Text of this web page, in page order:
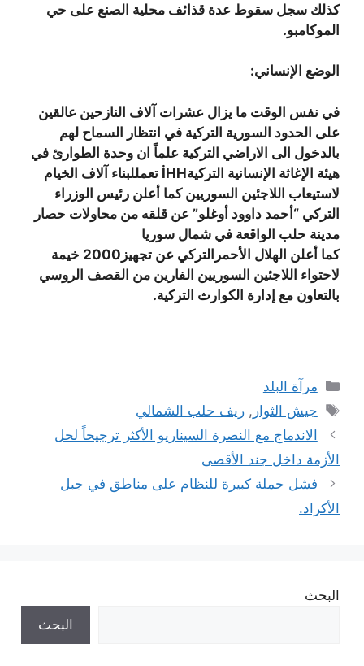
كذلك سجل سقوط عدة قذائف محلية الصنع على حي
الموكامبو.
الوضع الإنساني:
في نفس الوقت ما يزال عشرات آلاف النازحين عالقين
على الحدود السورية التركية في انتظار السماح لهم
بالدخول الى الاراضي التركية علماً ان وحدة الطوارئ في
هيئة الإغاثة الإنسانية التركيةİHH تعمللبناء آلاف الخيام
لاستيعاب اللاجئين السوريين كما أعلن رئيس الوزراء
التركي “أحمد داوود أوغلو” عن قلقه من محاولات حصار
مدينة حلب الواقعة في شمال سوريا
كما أعلن الهلال الأحمرالتركي عن تجهيز2000 خيمة
لاحتواء اللاجئين السوريين الفارين من القصف الروسي
بالتعاون مع إدارة الكوارث التركية.
التصنيفات
مرآة البلد
الوسوم
جيش الثوار ,ريف حلب الشمالي
الاندماج مع النصرة السيناريو الأكثر ترجيحاً لحل
الأزمة داخل جند الأقصى
فشل حملة كبيرة للنظام على مناطق في جبل
الأكراد.
البحث
البحث